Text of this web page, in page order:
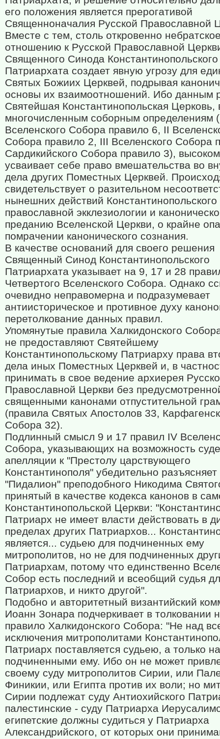
его положения является прерогативой
Священноначалия Русской Православной
Вместе с тем, столь откровенно
отношению к Русской Православной
Священного Синода Константинопольского
Патриархата создает явную угрозу для
Святых Божиих Церквей, подрывая
основы их взаимоотношений. Ибо данным
Святейшая Константинопольская Церковь,
многочисленным соборным определениям
Вселенского Собора правило 6, II
Собора правило 2, III Вселенского Собора
Сардикийского Собора правило 3),
усваивает себе право вмешательства во
дела других Поместных Церквей.
свидетельствует о разительном
нынешних действий
православной экклезиологии и
преданию Вселенской Церкви, о крайне
помрачении канонического сознания.
В качестве оснований для своего решения
Священный Синод Константинопольского
Патриархата указывает на 9, 17 и 28
Четвертого Вселенского Собора. Однако
очевидно неправомерна и подразумевает
антиисторическое и противное духу
перетолкование данных правил.
Упомянутые правила Халкидонского
не предоставляют Святейшему
Константинопольскому Патриарху права
дела иных Поместных Церквей и, в
принимать в свое ведение архиерея
Православной Церкви без
священными канонами отпустительной
(правила Святых Апостолов 33,
Собора 32).
Подлинный смысл 9 и 17 правил IV
Собора, указывающих на возможность
апелляции к "Престолу царствующего
Константинополя" убедительно разъясняет
"Пидалион" преподобного Никодима
принятый в качестве кодекса канонов в
Константинопольской Церкви:
Патриарх не имеет власти действовать в
пределах других Патриархов...
является... судьею для подчиненных ему
митрополитов, но не для подчиненных
Патриархам, потому что единственно
Собор есть последний и всеобщий судья
Патриархов, и никто другой".
Подобно и авторитетный византийский
Иоанн Зонара подчеркивает в толковании
правило Халкидонского Собора: "Не над
исключения митрополитами
Патриарх поставляется судьею, а только
подчиненными ему. Ибо он не может
своему суду митрополитов Сирии, или
Финикии, или Египта против их воли; но
Сирии подлежат суду Антиохийского
палестинские - суду Патриарха
египетские должны судиться у Патриарха
Александрийского, от которых они